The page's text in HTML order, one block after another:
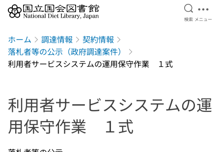
検索を
検索 メ
メニュー
ホーム 調達情報
契約情報
落札者等の公示（政府調達案件）
利用者サービスシステムの運用保守作業 １式
利用者サービスシステムの運
用保守作業 １式